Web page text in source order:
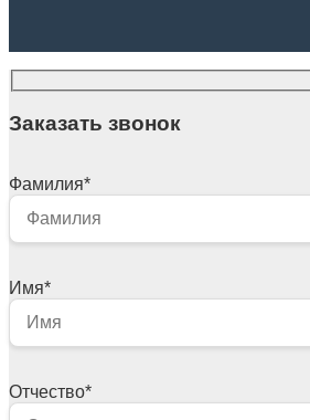
Заказать звонок
Фамилия*
Имя*
Отчество*